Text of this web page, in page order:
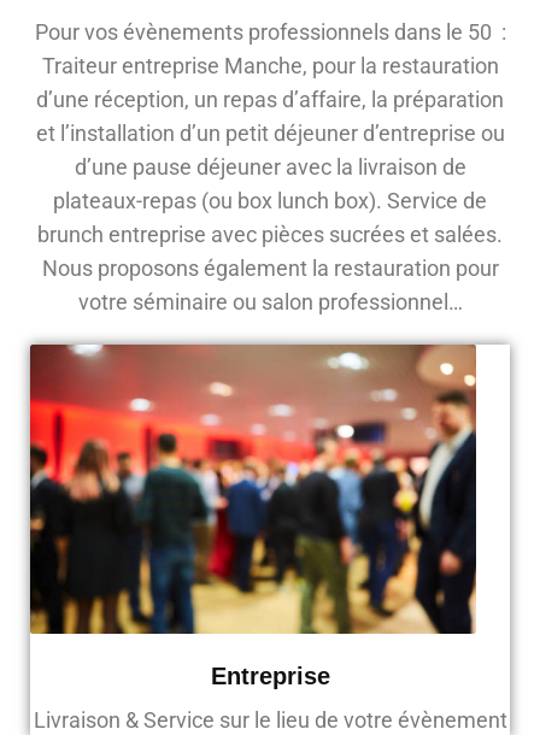
Pour vos évènements professionnels dans le 50 :
Traiteur entreprise Manche, pour la restauration
d’une réception, un repas d’affaire, la préparation
et l’installation d’un petit déjeuner d’entreprise ou
d’une pause déjeuner avec la livraison de
plateaux-repas (ou box lunch box). Service de
brunch entreprise avec pièces sucrées et salées.
Nous proposons également la restauration pour
votre séminaire ou salon professionnel…
Entreprise
Livraison & Service sur le lieu de votre évènement